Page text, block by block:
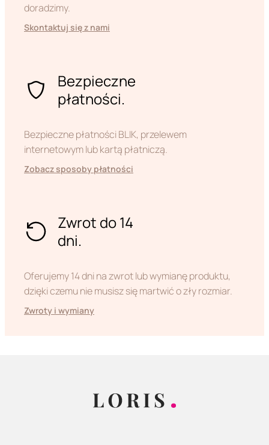
doradzimy.
Skontaktuj się z nami
Bezpieczne
płatności.
Bezpieczne płatności BLIK, przelewem
internetowym lub kartą płatniczą.
Zobacz sposoby płatności
Zwrot do 14
dni.
Oferujemy 14 dni na zwrot lub wymianę produktu,
dzięki czemu nie musisz się martwić o zły rozmiar.
Zwroty i wymiany